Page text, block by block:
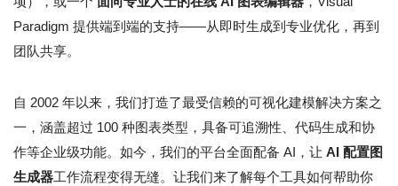
Paradigm 提供端到端的支持——从即时生成到专业优化，再到
团队共享。
自 2002 年以来，我们打造了最受信赖的可视化建模解决方案之
一，涵盖超过 100 种图表类型，具备可追溯性、代码生成和协
作等企业级功能。如今，我们的平台全面配备 AI，让 AI 配置图
生成器工作流程变得无缝。让我们来了解每个工具如何帮助你